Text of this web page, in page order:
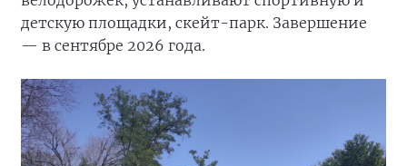
детскую площадки, скейт-парк. Завершение
— в сентябре 2026 года.